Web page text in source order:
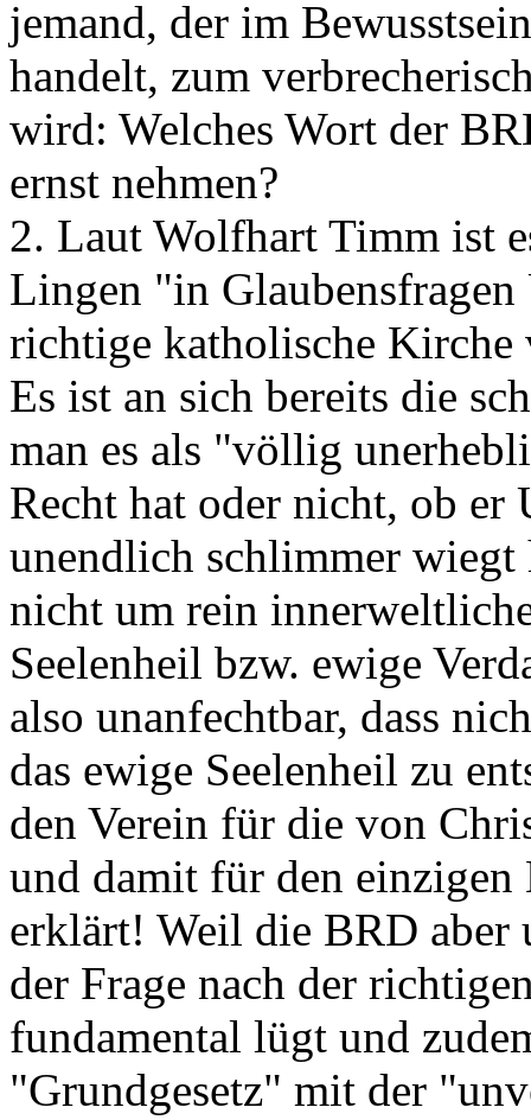
jemand, der im
handelt, zum
wird: Welches Wort der
ernst nehmen?
2. Laut Wolfhart Timm ist
Lingen "in
richtige katholische
Es ist an sich bereits die
man es als "völlig
Recht hat oder nicht, ob
unendlich schlimmer wiegt
nicht um rein
Seelenheil bzw. ewige
also unanfechtbar, dass
das ewige Seelenheil zu
den Verein für die von
und damit für den
erklärt! Weil die BRD aber
der Frage nach der
fundamental lügt und
"Grundgesetz" mit der